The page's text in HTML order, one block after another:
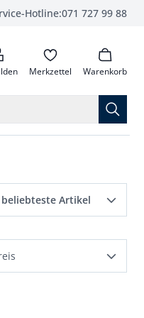
Hotline:071 727 99 88
anrufen
Merkzettel Warenkorb
beliebteste Artikel
beliebteste Artikel
Preis aufsteigend